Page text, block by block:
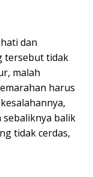
dan
tersebut tidak
malah
harus
balik
tidak cerdas,